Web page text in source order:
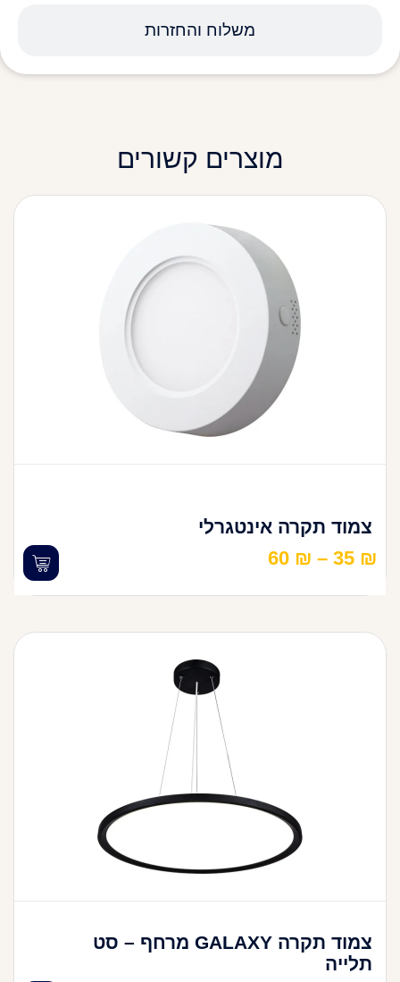
משלוח והחזרות
מוצרים קשורים
צמוד תקרה אינטגרלי
35 ₪
–
60 ₪
צמוד תקרה GALAXY מרחף – סט
תלייה